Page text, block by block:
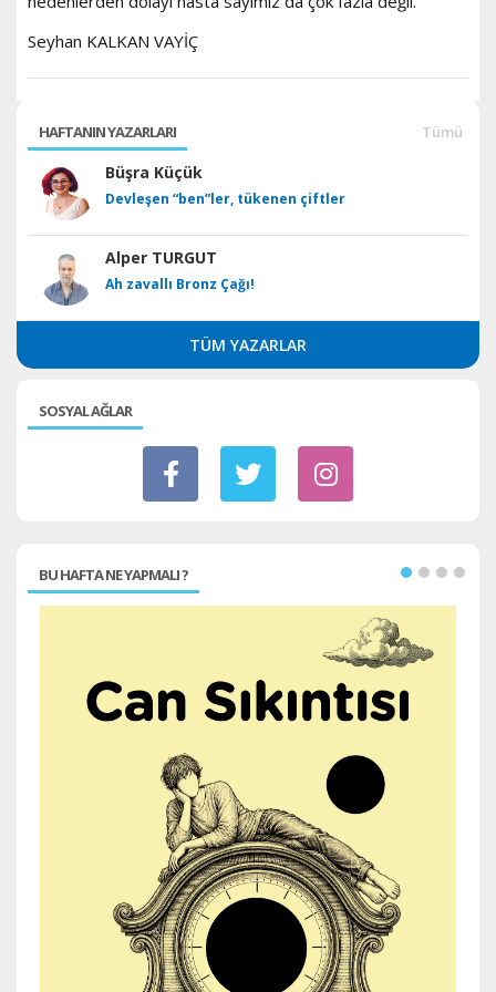
Seyhan KALKAN VAYİÇ
HAFTANIN YAZARLARI Tümü
Büşra Küçük
Devleşen “ben”ler, tükenen çiftler
Alper TURGUT
Ah zavallı Bronz Çağı!
TÜM YAZARLAR
SOSYAL AĞLAR
BU HAFTA NE YAPMALI ?